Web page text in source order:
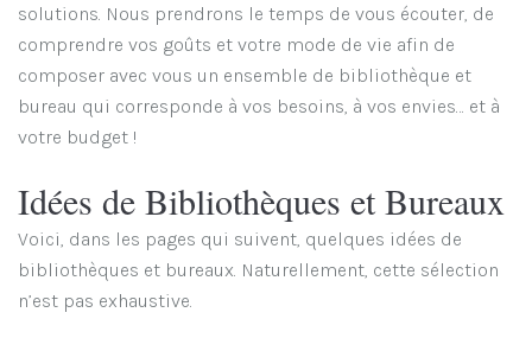
solutions. Nous prendrons le temps de vous écouter, de
comprendre vos goûts et votre mode de vie afin de
composer avec vous un ensemble de bibliothèque et
bureau qui corresponde à vos besoins, à vos envies… et à
votre budget !
Idées de Bibliothèques et Bureaux
Voici, dans les pages qui suivent, quelques idées de
bibliothèques et bureaux. Naturellement, cette sélection
n’est pas exhaustive.